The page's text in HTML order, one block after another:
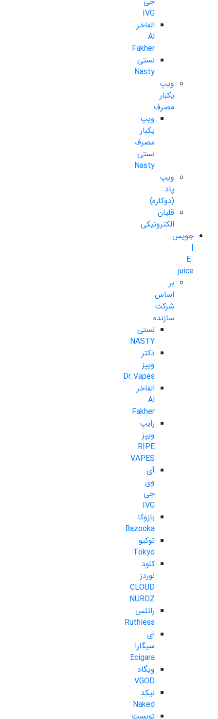
IVG
الفاخر
Al
Fakher
نستی
Nasty
ویپ
یکبار
مصرف
ویپ
یکبار
مصرف
نستی
Nasty
ویپ
پاد
(دوکاره)
قلیان
الکترونیکی
جویس
|
E-
juice
بر
اساس
شرکت
سازنده
نستی
NASTY
دکتر
ویپز
Dr.Vapes
الفاخر
Al
Fakher
رایپ
ویپز
RIPE
VAPES
آی
وی
جی
IVG
بازوکا
Bazooka
توکیو
Tokyo
کلود
نوردز
CLOUD
NURDZ
راتلس
Ruthless
ای
سیگارا
Ecigara
ویگاد
VGOD
نیکد
Naked
تویست